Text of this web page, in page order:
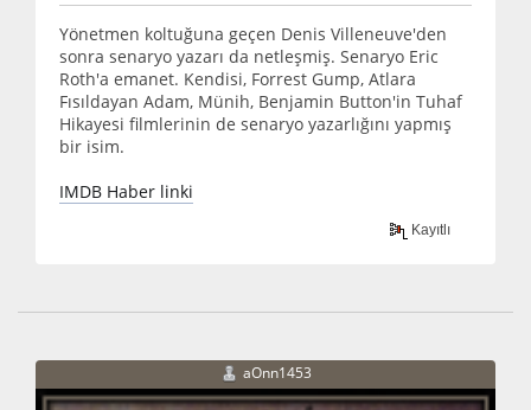
Yönetmen koltuğuna geçen Denis Villeneuve'den
sonra senaryo yazarı da netleşmiş. Senaryo Eric
Roth'a emanet. Kendisi, Forrest Gump, Atlara
Fısıldayan Adam, Münih, Benjamin Button'in Tuhaf
Hikayesi filmlerinin de senaryo yazarlığını yapmış
bir isim.
IMDB Haber linki
Kayıtlı
aOnn1453